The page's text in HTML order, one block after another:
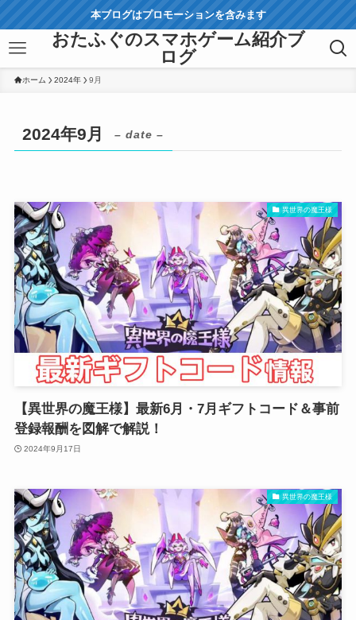
本ブログはプロモーションを含みます
おたふぐのスマホゲーム紹介ブ
ログ
ホーム 2024年 9月
2024年9月 – date –
異世界の魔王様
【異世界の魔王様】最新6月・7月ギフトコード＆事前
登録報酬を図解で解説！
2024年9月17日
異世界の魔王様